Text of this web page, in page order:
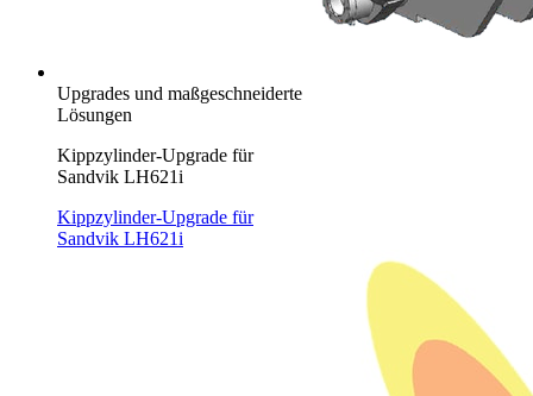
Upgrades und maßgeschneiderte
Lösungen
Kippzylinder-Upgrade für
Sandvik LH621i
Kippzylinder-Upgrade für
Sandvik LH621i